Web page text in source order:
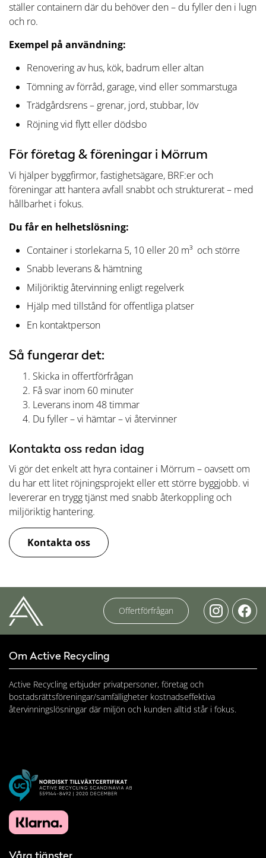
ställer containern där du behöver den – du fyller den i lugn
och ro.
Exempel på användning:
Renovering av hus, kök, badrum eller altan
Tömning av förråd, garage, vind eller sommarstuga
Trädgårdsrens – grenar, jord, stubbar, löv
Röjning vid flytt eller dödsbo
För företag & föreningar i Mörrum
Vi hjälper byggfirmor, fastighetsägare, BRF:er och
föreningar att hantera avfall snabbt och strukturerat – med
hållbarhet i fokus.
Du får en helhetslösning:
Container i storlekarna 5, 10 eller 20 m³ och större
Snabb leverans & hämtning
Miljöriktig återvinning enligt regelverk
Hjälp med tillstånd för offentliga platser
En kontaktperson
Så fungerar det:
Skicka in offertförfrågan
Få svar inom 60 minuter
Leverans inom 48 timmar
Du fyller – vi hämtar – vi återvinner
Kontakta oss redan idag
Vi gör det enkelt att hyra container i Mörrum – oavsett om
du har ett litet röjningsprojekt eller ett större byggjobb. vi
levererar en trygg tjänst med snabb återkoppling och
miljöriktig hantering.
Kontakta oss
Offertförfrågan
Om Active Recycling
Active Recycling erbjuder privatpersoner, företag och
bostadsrättsföreningar/samfälligheter kostnadseffektiva
återvinningslösningar där miljön och kunden alltid står i fokus.
Våra tjänster